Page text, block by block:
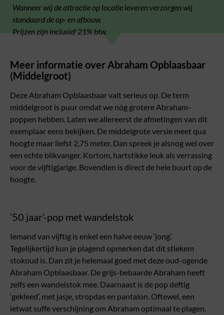
Wanneer wij de attractie op locatie leveren verzorgen wij
standaard de op- en afbouw.
Prijzen zijn inclusief 21% btw.
Meer informatie over Abraham Opblaasbaar
(Middelgroot)
Deze Abraham Opblaasbaar valt serieus op. De term
middelgroot is puur omdat we nóg grotere Abraham-
poppen hebben. Laten we allereerst de afmetingen van dit
exemplaar eens bekijken. De middelgrote versie meet qua
hoogte maar liefst 2,75 meter. Dan spreek je alsnog wel over
een echte blikvanger. Kortom, hartstikke leuk als verrassing
voor de vijftigjarige. Bovendien is direct de hele buurt op de
hoogte.
’50 jaar’-pop met wandelstok
Iemand van vijftig is enkel een halve eeuw ‘jong’.
Tegelijkertijd kun je plagend opmerken dat dit stiekem
stokoud is. Dan zit je helemaal goed met deze oud-ogende
Abraham Opblaasbaar. De grijs-bebaarde Abraham heeft
zelfs een wandelstok mee. Daarnaast is de pop deftig
‘gekleed’, met jasje, stropdas en pantalon. Oftewel, een
ietwat suffe verschijning om Abraham optimaal te plagen.